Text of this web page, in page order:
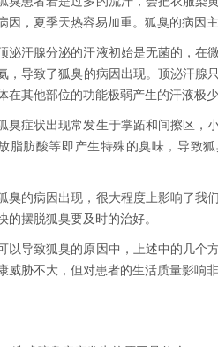
因，夏季天热容易加重。狐臭的病因主
泌汗腺分泌的汗液初始是无菌的，在
，导致了狐臭的病因出现。顶泌汗腺
在其他部位的功能极弱产生的汗液极少
臭症状出现常发生于掌跖和间擦区，
脂肪酸等即产生特殊的臭味，导致
臭的病因出现，很大程度上影响了我
的摆脱狐臭要及时的治好。
以导致狐臭的原因中，上述中的几个
威胁不大，但对患者的生活质量影响